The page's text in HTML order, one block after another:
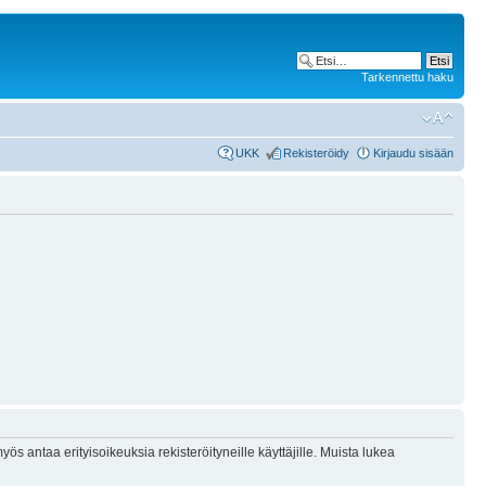
Tarkennettu haku
UKK Rekisteröidy Kirjaudu sisään
antaa erityisoikeuksia rekisteröityneille käyttäjille. Muista lukea